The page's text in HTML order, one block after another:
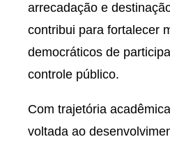
arrecadação e
contribui para fortalecer
democráticos de
controle público.
Com trajetória
voltada ao